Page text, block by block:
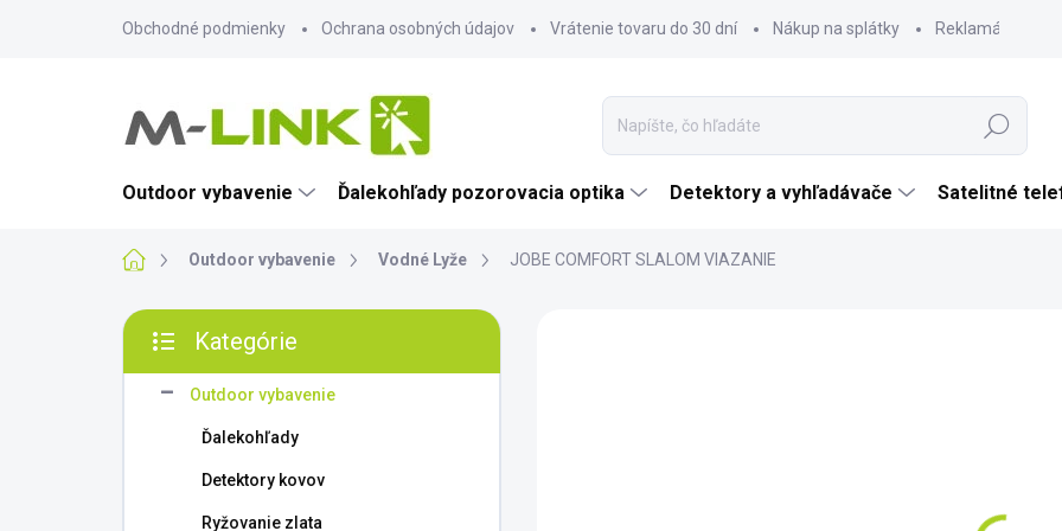
Obchodné podmienky Ochrana osobných údajov Vrátenie tovaru do 30 dní Nákup na splátky Reklamácia
Hľadať
Outdoor vybavenie Ďalekohľady pozorovacia optika Detektory a vyhľadávače Satelitné
DomovOutdoor vybavenie Vodné Lyže JOBE COMFORT SLALOM VIAZANIE
B
č
kategórie
Kategórie
Outdoor vybavenie
Ďalekohľady
Detektory kovov
Ryžovanie zlata